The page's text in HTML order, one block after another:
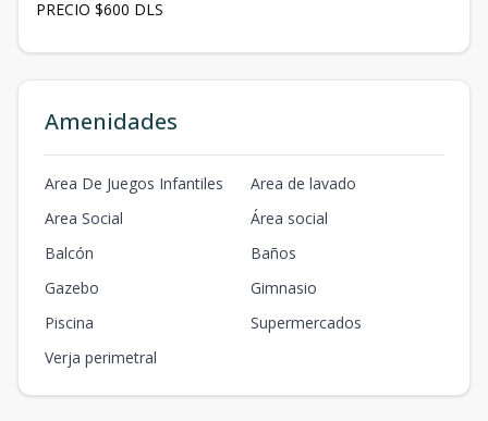
PRECIO $600 DLS
Amenidades
Area De Juegos Infantiles
Area de lavado
Area Social
Área social
Balcón
Baños
Gazebo
Gimnasio
Piscina
Supermercados
Verja perimetral